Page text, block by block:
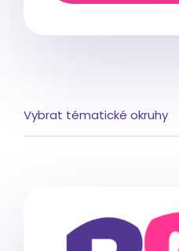
Vybrat tématické okruhy